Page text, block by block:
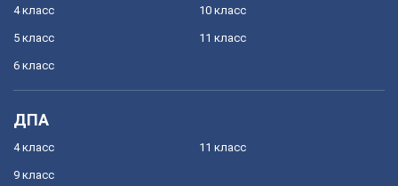
4 класс
5 класс
6 класс
10 класс
11 класс
ДПА
4 класс
9 класс
11 класс